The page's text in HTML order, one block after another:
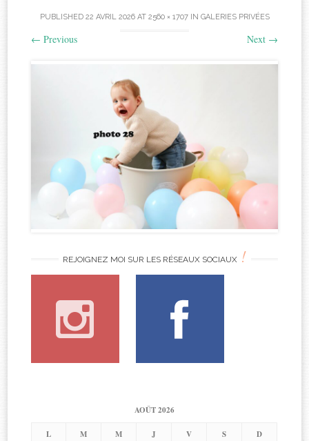
PUBLISHED 22 AVRIL 2026AT 2560 × 1707IN GALERIES PRIVÉES
← Previous Next →
REJOIGNEZ MOI SUR LES RÉSEAUX SOCIAUX !
AOÛT 2026
L M M J V S D